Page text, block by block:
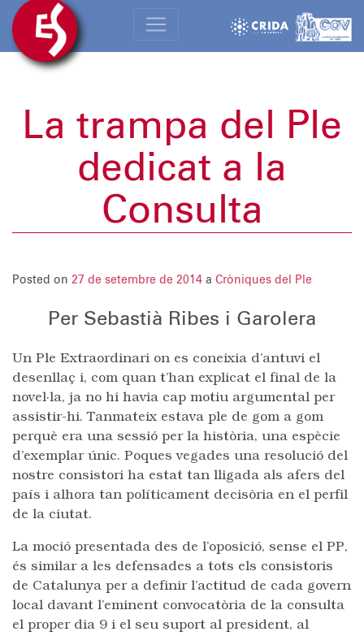
La trampa del Ple
dedicat a la
Consulta
Posted on 27 de setembre de 2014 a Cròniques del Ple
Per Sebastià Ribes i Garolera
Un Ple Extraordinari on es coneixia d’antuvi el
desenllaç i, com quan t’han explicat el final de la
novel·la, ja no hi havia cap motiu argumental per
assistir-hi. Tanmateix estava ple de gom a gom
perquè era una sessió per la història, una espècie
d’exemplar únic. Poques vegades una resolució del
nostre consistori ha estat tan lligada als afers del
país i alhora tan políticament decisòria en el perfil
de la ciutat.
La moció presentada des de l’oposició, sense el PP,
és similar a les defensades a tots els consistoris
de Catalunya per a definir l’actitud de cada govern
local davant l’eminent convocatòria de la consulta
el proper dia 9 i el seu suport al president, al